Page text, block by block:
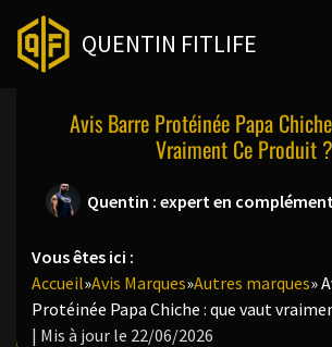
Aller
contenu
QUENTIN FITLIFE
Avis Barre Protéinée Papa
Vraiment Ce Produit ?
Quentin : expert en
Vous êtes ici :
Accueil»Avis Marques»Autres marques»
Protéinée Papa Chiche : que vaut
| Mis à jour le 22/06/2026